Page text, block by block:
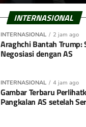
INTERNASIONAL
INTERNASIONAL 2 jam ago
Araghchi Bantah Trump:
Negosiasi dengan AS
INTERNASIONAL 4 jam ago
Gambar Terbaru
Pangkalan AS setelah